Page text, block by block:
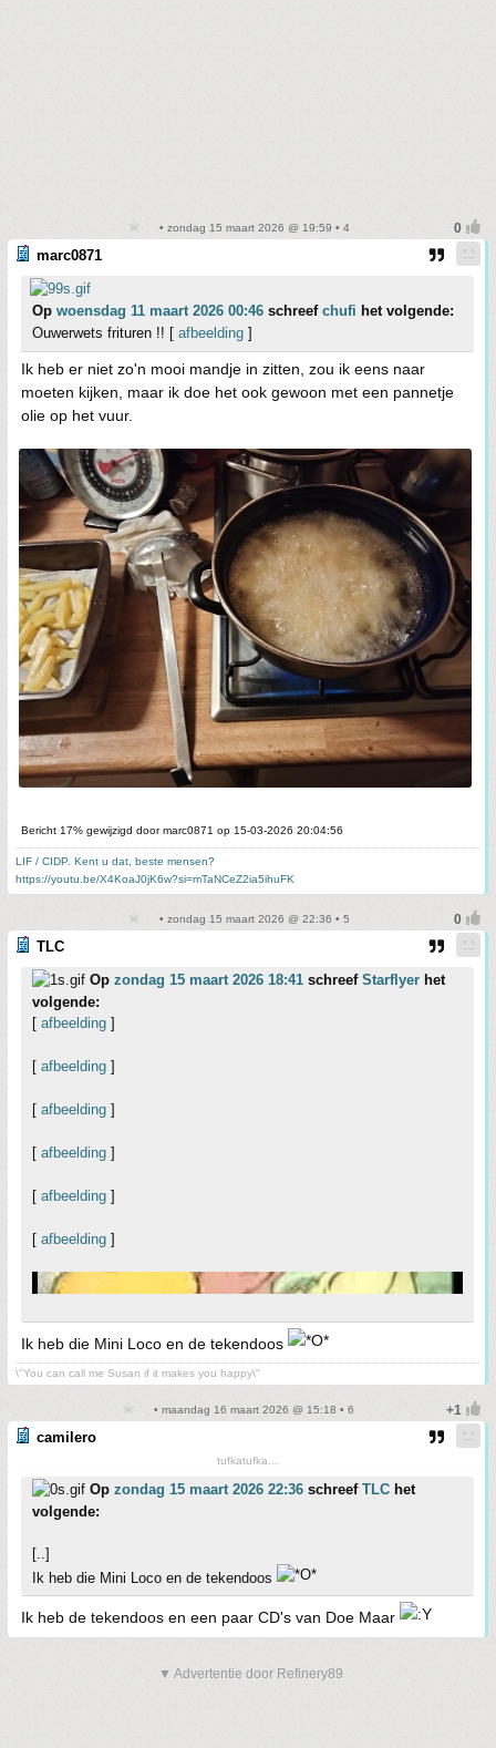
• zondag 15 maart 2026 @ 19:59 • 4
marc0871
Op woensdag 11 maart 2026 00:46 schreef chufi het volgende:
Ouwerwets frituren !! [ afbeelding ]
Ik heb er niet zo'n mooi mandje in zitten, zou ik eens naar
moeten kijken, maar ik doe het ook gewoon met een pannetje
olie op het vuur.
Bericht 17% gewijzigd door marc0871 op 15-03-2026 20:04:56
LIF / CIDP. Kent u dat, beste mensen?
https://youtu.be/X4KoaJ0jK6w?si=mTaNCeZ2ia5ihuFK
• zondag 15 maart 2026 @ 22:36 • 5
TLC
Op zondag 15 maart 2026 18:41 schreef Starflyer het
volgende:
[ afbeelding ]
[ afbeelding ]
[ afbeelding ]
[ afbeelding ]
[ afbeelding ]
[ afbeelding ]
Ik heb die Mini Loco en de tekendoos
\"You can call me Susan if it makes you happy\"
• maandag 16 maart 2026 @ 15:18 • 6
camilero
tufkatufka...
Op zondag 15 maart 2026 22:36 schreef TLC het
volgende:
[..]
Ik heb die Mini Loco en de tekendoos
Ik heb de tekendoos en een paar CD's van Doe Maar
▼ Advertentie door Refinery89